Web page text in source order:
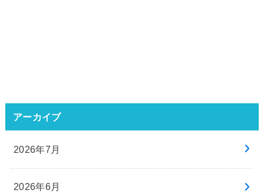
アーカイブ
2026年7月
2026年6月